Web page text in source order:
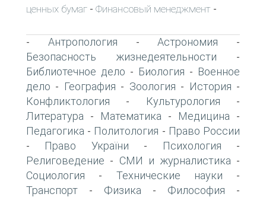
ценных бумаг - Финансовый менеджмент -
- Антропология -Астрономия -
Безопасность жизнедеятельности -
Библиотечное дело - Биология - Военное
дело - География - Зоология - История -
Конфликтология - Культурология -
Литература - Математика - Медицина -
Педагогика - Политология - Право России
- Право України - Психология -
Религоведение - СМИ и журналистика -
Социология - Технические науки -
Транспорт - Физика - Философия -